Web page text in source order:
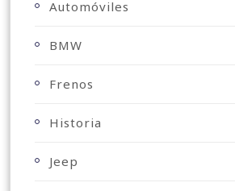
Automóviles
BMW
Frenos
Historia
Jeep